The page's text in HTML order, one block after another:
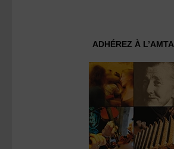
ADHÉREZ À L’AMTA